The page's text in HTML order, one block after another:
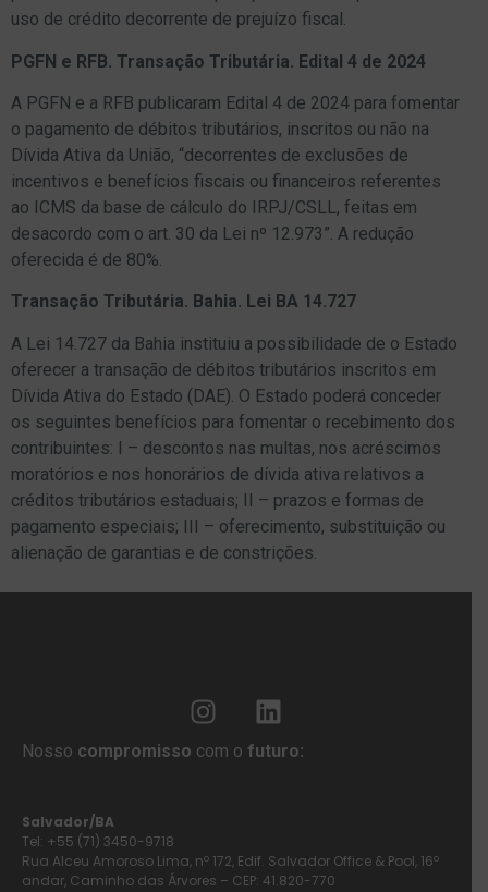
uso de crédito decorrente de prejuízo fiscal.
PGFN e RFB. Transação Tributária. Edital 4 de 2024
A PGFN e a RFB publicaram Edital 4 de 2024 para fomentar
o pagamento de débitos tributários, inscritos ou não na
Dívida Ativa da União, “decorrentes de exclusões de
incentivos e benefícios fiscais ou financeiros referentes
ao ICMS da base de cálculo do IRPJ/CSLL, feitas em
desacordo com o art. 30 da Lei nº 12.973”. A redução
oferecida é de 80%.
Transação Tributária. Bahia. Lei BA 14.727
A Lei 14.727 da Bahia instituiu a possibilidade de o Estado
oferecer a transação de débitos tributários inscritos em
Dívida Ativa do Estado (DAE). O Estado poderá conceder
os seguintes benefícios para fomentar o recebimento dos
contribuintes: I – descontos nas multas, nos acréscimos
moratórios e nos honorários de dívida ativa relativos a
créditos tributários estaduais; II – prazos e formas de
pagamento especiais; III – oferecimento, substituição ou
alienação de garantias e de constrições.
Nosso compromisso com o futuro:
Salvador/BA
Tel: +55 (71) 3450-9718
Rua Alceu Amoroso Lima, nº 172, Edif. Salvador Office & Pool, 16º
andar, Caminho das Árvores – CEP: 41.820-770